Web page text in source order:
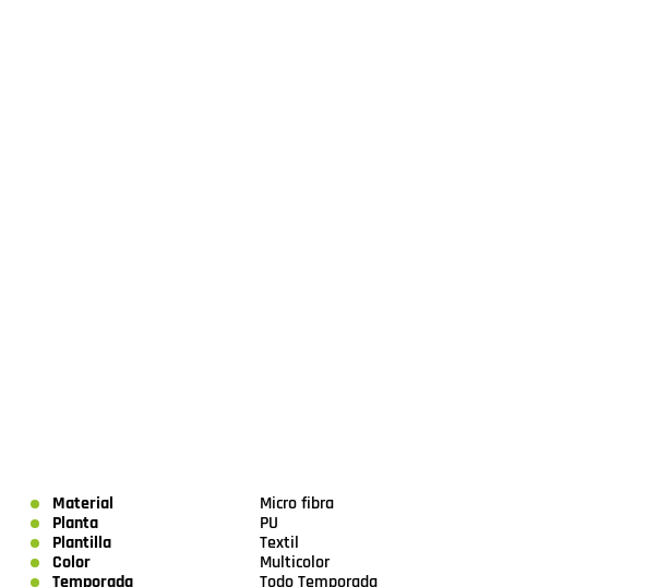
Material
Micro fibra
Planta
PU
Plantilla
Textil
Color
Multicolor
Temporada
Todo Temporada